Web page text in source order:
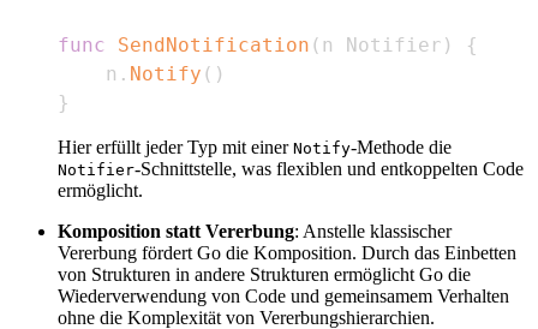
func SendNotification ( n Notifier )
{
    n
. Notify ( )
}
Hier erfüllt jeder Typ mit einer Notify-Methode die
Notifier-Schnittstelle, was flexiblen und entkoppelten Code
ermöglicht.
Komposition statt Vererbung: Anstelle klassischer
Vererbung fördert Go die Komposition. Durch das Einbetten
von Strukturen in andere Strukturen ermöglicht Go die
Wiederverwendung von Code und gemeinsamem Verhalten
ohne die Komplexität von Vererbungshierarchien.